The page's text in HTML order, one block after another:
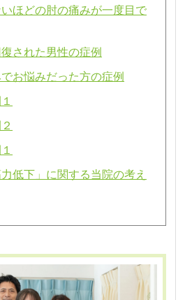
ほどの肘の痛みが一度目で
された男性の症例
お悩みだった方の症例
力低下」に関する当院の考え